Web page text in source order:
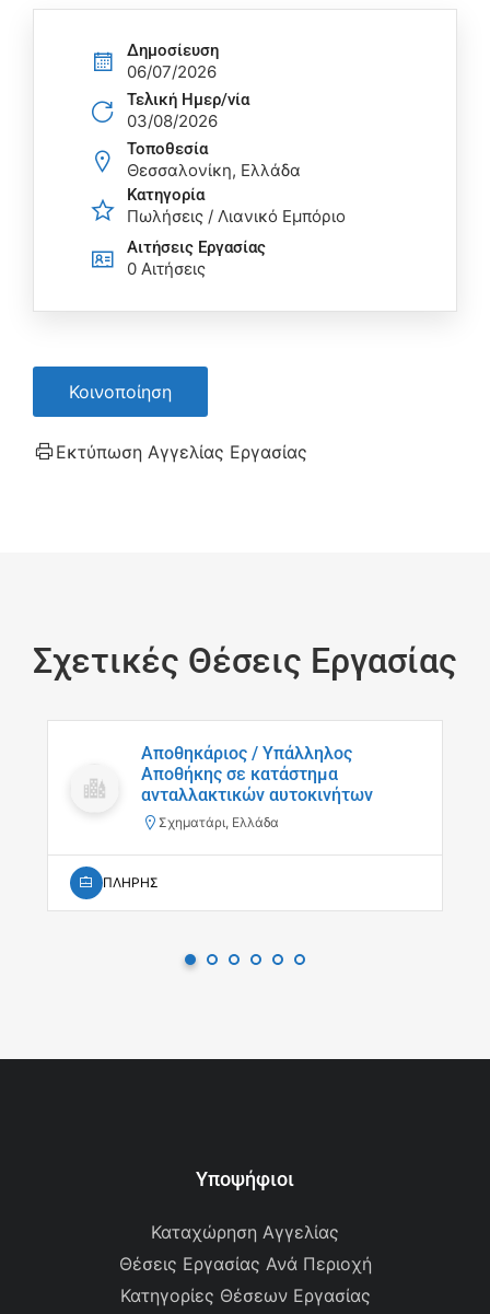
Δημοσίευση
06/07/2026
Τελική Ημερ/νία
03/08/2026
Τοποθεσία
Θεσσαλονίκη, Ελλάδα
Κατηγορία
Πωλήσεις / Λιανικό Εμπόριο
Αιτήσεις Eργασίας
0 Αιτήσεις
Κοινοποίηση
Εκτύπωση Αγγελίας Εργασίας
Σχετικές Θέσεις Εργασίας
Αποθηκάριος / Υπάλληλος
Αποθήκης σε κατάστημα
ανταλλακτικών αυτοκινήτων
Σχηματάρι, Ελλάδα
ΠΛΗΡΗΣ
Υποψήφιοι
Καταχώρηση Αγγελίας
Θέσεις Εργασίας Ανά Περιοχή
Κατηγορίες Θέσεων Εργασίας